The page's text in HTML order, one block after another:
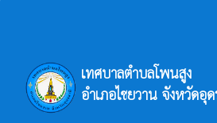
เทศบาลตำบลโพนสูง
อำเภอไชยวาน จังหวัดอุ